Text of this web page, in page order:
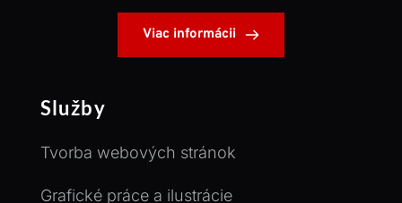
Viac informácii
Služby
Tvorba webových stránok
Grafické práce a ilustrácie